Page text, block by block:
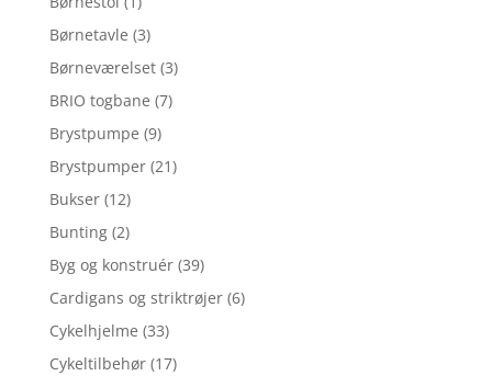
Børnetavle (3)
Børneværelset (3)
BRIO togbane (7)
Brystpumpe (9)
Brystpumper (21)
Bukser (12)
Bunting (2)
Byg og konstruér (39)
Cardigans og striktrøjer (6)
Cykelhjelme (33)
Cykeltilbehør (17)